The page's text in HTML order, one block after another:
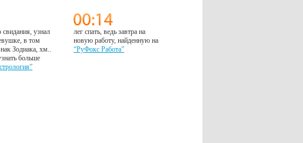
свидания, узнал
в том
Зодиака, хм..
больше
лег спать, ведь завтра на
новую работу, найденную на
“РуФокс Работа”